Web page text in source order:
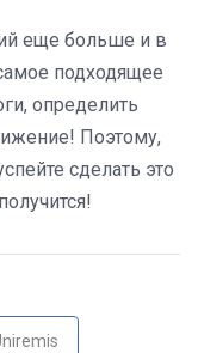
еще больше и в
подходящее
определить
Поэтому,
сделать это